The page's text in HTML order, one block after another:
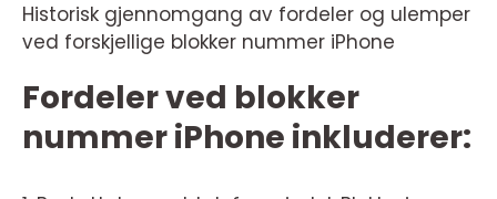
Historisk gjennomgang av fordeler og ulemper
ved forskjellige blokker nummer iPhone
Fordeler ved blokker
nummer iPhone inkluderer: